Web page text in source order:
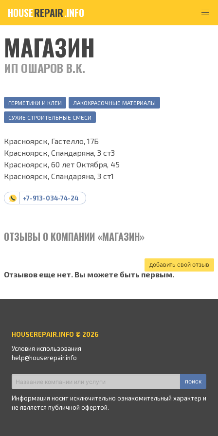
HOUSEREPAIR.INFO
МАГАЗИН
ИП ОШАРОВ В.К.
ГЕРМЕТИКИ И КЛЕИ ЛАКОКРАСОЧНЫЕ МАТЕРИАЛЫ
СУХИЕ СТРОИТЕЛЬНЫЕ СМЕСИ
Красноярск, Гастелло, 17Б
Красноярск, Спандаряна, 3 ст3
Красноярск, 60 лет Октября, 45
Красноярск, Спандаряна, 3 ст1
+7-913-034-74-24
ОТЗЫВЫ О КОМПАНИИ «МАГАЗИН»
добавить свой отзыв
Отзывов еще нет. Вы можете быть первым.
HOUSEREPAIR.INFO © 2026
Условия использования
help@houserepair.info
поиск
Информация носит исключительно ознакомительный характер и
не является публичной офертой.